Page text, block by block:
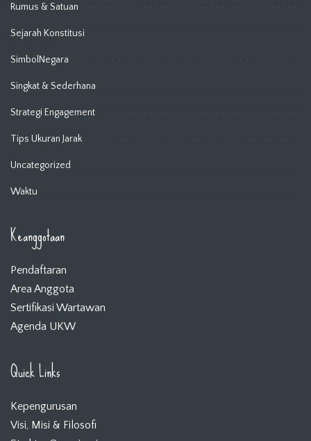
Rumus & Satuan
Sejarah Konstitusi
SimbolNegara
Singkat & Sederhana
Strategi Engagement
Tips Ukuran Jarak
Uncategorized
Waktu
Keanggotaan
Pendaftaran
Area Anggota
Sertifikasi Wartawan
Agenda UKW
Quick Links
Kepengurusan
Visi, Misi & Filosofi